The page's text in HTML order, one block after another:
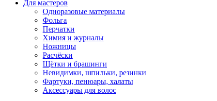
Для мастеров
Одноразовые материалы
Фольга
Перчатки
Химия и журналы
Ножницы
Расчёски
Щётки и брашинги
Невидимки, шпильки, резинки
Фартуки, пенюары, халаты
Аксессуары для волос